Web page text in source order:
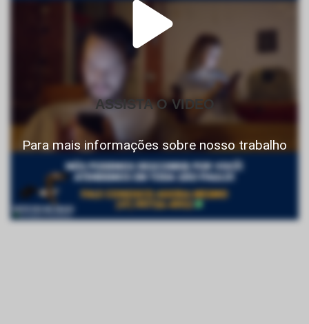
ASSISTA O VIDEO
Para mais informações sobre nosso trabalho